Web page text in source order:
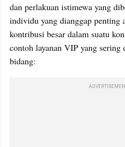
dan perlakuan istimewa yang
individu yang dianggap penting
kontribusi besar dalam suatu
contoh layanan VIP yang sering
bidang: